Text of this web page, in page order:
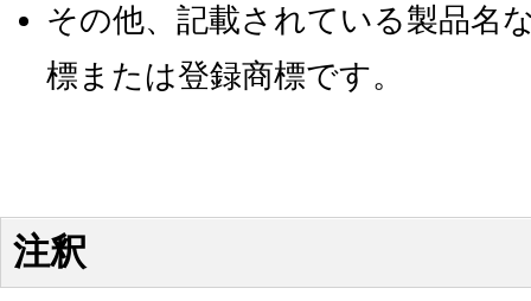
その他、記載されている製品名
標または登録商標です。
注釈